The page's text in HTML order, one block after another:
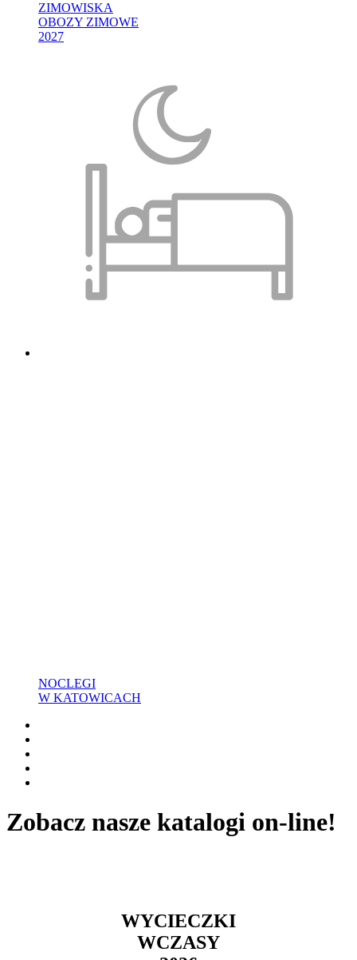
ZIMOWISKA
OBOZY ZIMOWE
2027
NOCLEGI
W KATOWICACH
Zobacz nasze katalogi on-line!
WYCIECZKI
WCZASY